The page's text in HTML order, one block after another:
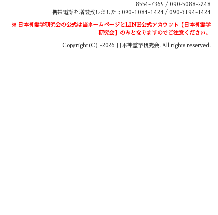
8554-7369 / 090-5088-2248
携帯電話を増設致しました：090-1084-1424 / 090-3194-1424
※ 日本神霊学研究会の公式は当ホームページとLINE公式アカウント【日本神霊学
研究会】のみとなりますのでご注意ください。
Copyright(C) -2026 日本神霊学研究会. All rights reserved.